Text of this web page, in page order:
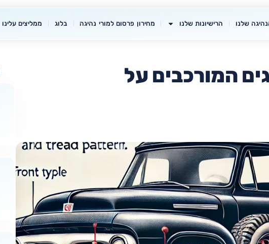
שלנו הרישיונות שלנו מחירון פרסום למורי נהיגה בלוג ממליצים עלינו
המורכבים על